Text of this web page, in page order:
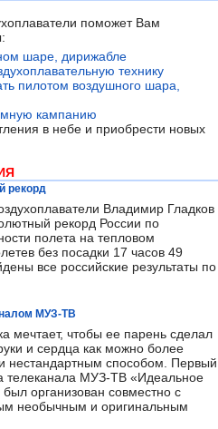
поможет Вам
шаре, дирижабле
технику
пилотом воздушного шара,
кампанию
в небе и приобрести новых
рекорд
Владимир Гладков
рекорд России по
полета на тепловом
без посадки 17 часов 49
все российские результаты по
МУЗ-ТВ
мечтает, чтобы ее парень сделал
и сердца как можно более
нестандартным способом. Первый
телеканала МУЗ-ТВ «Идеальное
организован совместно с
необычным и оригинальным